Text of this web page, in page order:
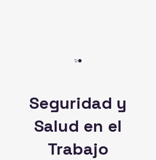
Seguridad y
Salud en el
Trabajo